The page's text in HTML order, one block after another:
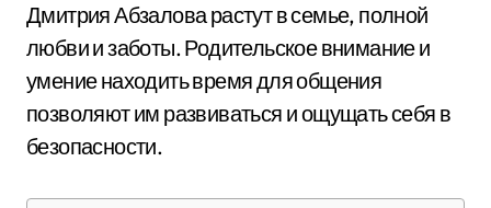
Дмитрия Абзалова растут в семье, полной
любви и заботы. Родительское внимание и
умение находить время для общения
позволяют им развиваться и ощущать себя в
безопасности.